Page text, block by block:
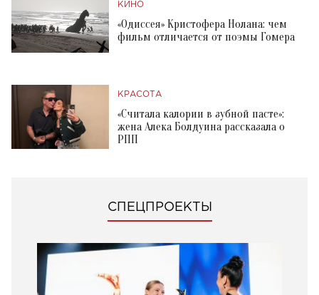
КИНО
«Одиссея» Кристофера Нолана: чем
фильм отличается от поэмы Гомера
КРАСОТА
«Считала калории в зубной пасте»:
жена Алека Болдуина рассказала о
РПП
СПЕЦПРОЕКТЫ